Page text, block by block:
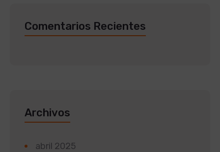
Comentarios Recientes
Archivos
abril 2025